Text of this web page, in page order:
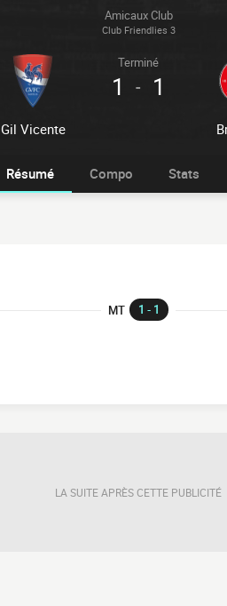
Amicaux Club
Club Friendlies 3
Gil Vicente
Terminé
1 - 1
Résumé Compo Stats
MT 1 - 1
LA SUITE APRÈS CETTE PUBLICITÉ